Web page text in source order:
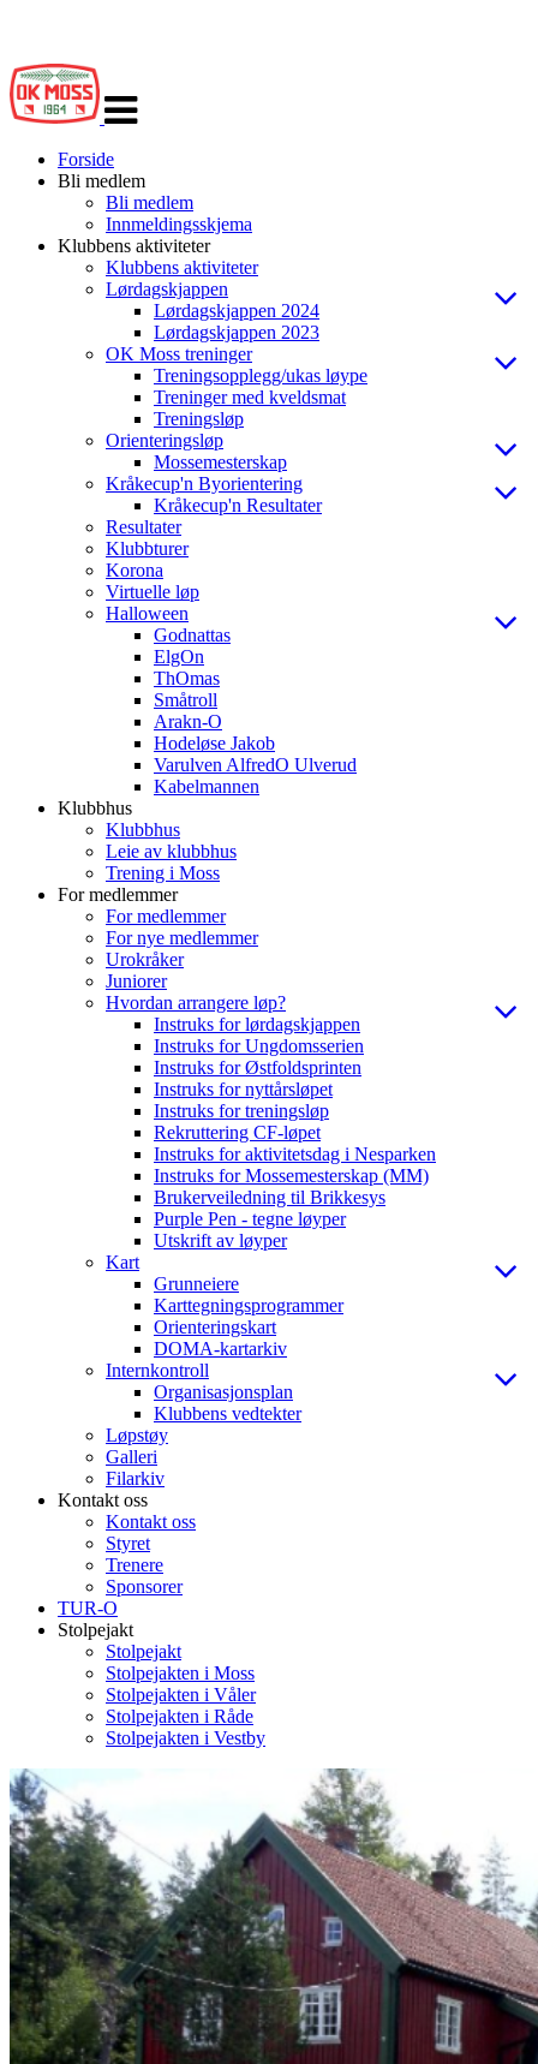
navigasjon
Forside
Bli medlem
Bli medlem
Innmeldingsskjema
Klubbens aktiviteter
Klubbens aktiviteter
Lørdagskjappen
Lørdagskjappen 2024
Lørdagskjappen 2023
OK Moss treninger
Treningsopplegg/ukas løype
Treninger med kveldsmat
Treningsløp
Orienteringsløp
Mossemesterskap
Kråkecup'n Byorientering
Kråkecup'n Resultater
Resultater
Klubbturer
Korona
Virtuelle løp
Halloween
Godnattas
ElgOn
ThOmas
Småtroll
Arakn-O
Hodeløse Jakob
Varulven AlfredO Ulverud
Kabelmannen
Klubbhus
Klubbhus
Leie av klubbhus
Trening i Moss
For medlemmer
For medlemmer
For nye medlemmer
Urokråker
Juniorer
Hvordan arrangere løp?
Instruks for lørdagskjappen
Instruks for Ungdomsserien
Instruks for Østfoldsprinten
Instruks for nyttårsløpet
Instruks for treningsløp
Rekruttering CF-løpet
Instruks for aktivitetsdag i Nesparken
Instruks for Mossemesterskap (MM)
Brukerveiledning til Brikkesys
Purple Pen - tegne løyper
Utskrift av løyper
Kart
Grunneiere
Karttegningsprogrammer
Orienteringskart
DOMA-kartarkiv
Internkontroll
Organisasjonsplan
Klubbens vedtekter
Løpstøy
Galleri
Filarkiv
Kontakt oss
Kontakt oss
Styret
Trenere
Sponsorer
TUR-O
Stolpejakt
Stolpejakt
Stolpejakten i Moss
Stolpejakten i Våler
Stolpejakten i Råde
Stolpejakten i Vestby